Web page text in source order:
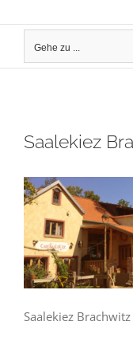
Gehe zu ...
Saalekiez
Saalekiez Brachwitz